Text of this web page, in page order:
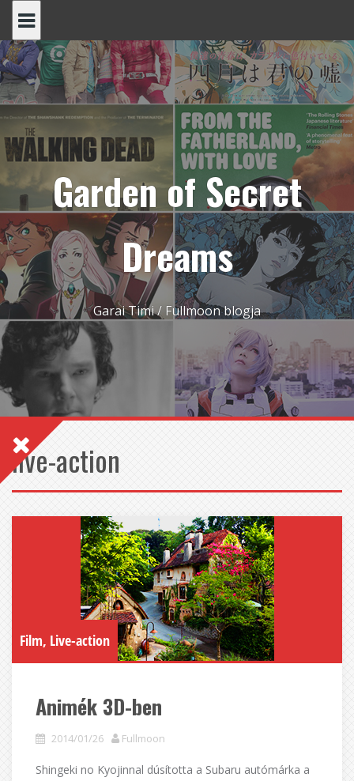
content
Garden of Secret
Dreams
Garai Timi / Fullmoon blogja
live-action
Film, Live-action
Animék 3D-ben
2014/01/26 Fullmoon
Shingeki no Kyojinnal dúsította a Subaru autómárka a